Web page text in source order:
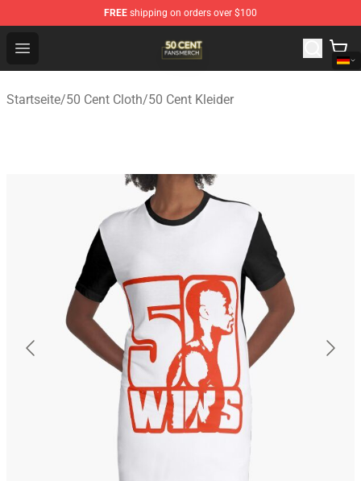
FREE shipping on orders over $100
Open menu
50 Cent Shop - Official 50 Cent Merchandise Store
Startseite/50 Cent Cloth/50 Cent Kleider